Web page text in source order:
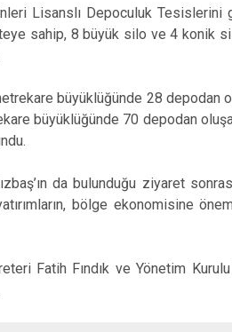
Lisanslı Depoculuk Tesislerini
sahip, 8 büyük silo ve 4 konik
büyüklüğünde 28 depodan
büyüklüğünde 70 depodan
da bulunduğu ziyaret
bölge ekonomisine
Fatih Fındık ve Yönetim